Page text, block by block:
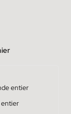
entier
entier